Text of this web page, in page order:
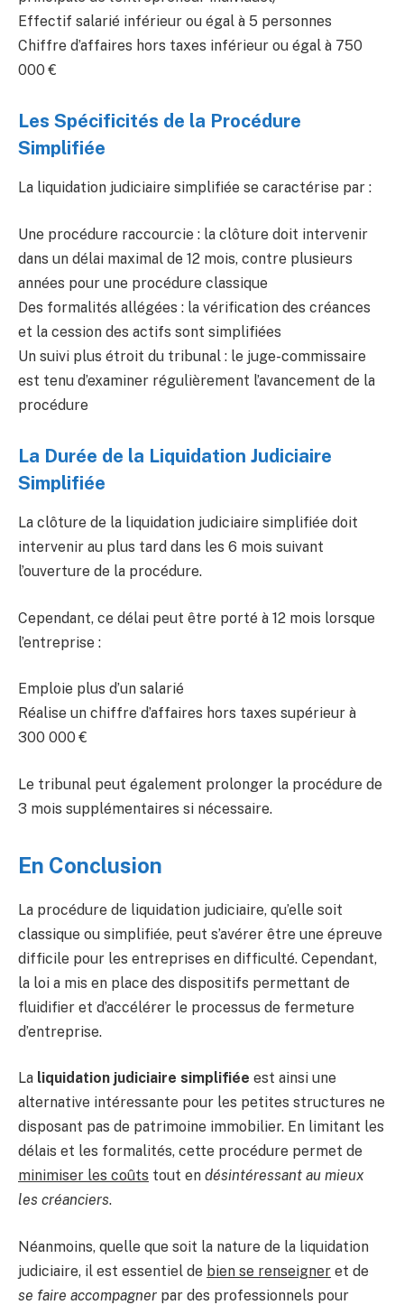
Effectif salarié inférieur ou égal à 5 personnes
Chiffre d’affaires hors taxes inférieur ou égal à 750
000 €
Les Spécificités de la Procédure
Simplifiée
La liquidation judiciaire simplifiée se caractérise par :
Une procédure raccourcie : la clôture doit intervenir
dans un délai maximal de 12 mois, contre plusieurs
années pour une procédure classique
Des formalités allégées : la vérification des créances
et la cession des actifs sont simplifiées
Un suivi plus étroit du tribunal : le juge-commissaire
est tenu d’examiner régulièrement l’avancement de la
procédure
La Durée de la Liquidation Judiciaire
Simplifiée
La clôture de la liquidation judiciaire simplifiée doit
intervenir au plus tard dans les 6 mois suivant
l’ouverture de la procédure.
Cependant, ce délai peut être porté à 12 mois lorsque
l’entreprise :
Emploie plus d’un salarié
Réalise un chiffre d’affaires hors taxes supérieur à
300 000 €
Le tribunal peut également prolonger la procédure de
3 mois supplémentaires si nécessaire.
En Conclusion
La procédure de liquidation judiciaire, qu’elle soit
classique ou simplifiée, peut s’avérer être une épreuve
difficile pour les entreprises en difficulté. Cependant,
la loi a mis en place des dispositifs permettant de
fluidifier et d’accélérer le processus de fermeture
d’entreprise.
La liquidation judiciaire simplifiée est ainsi une
alternative intéressante pour les petites structures ne
disposant pas de patrimoine immobilier. En limitant les
délais et les formalités, cette procédure permet de
minimiser les coûts tout en désintéressant au mieux
les créanciers.
Néanmoins, quelle que soit la nature de la liquidation
judiciaire, il est essentiel de bien se renseigner et de
se faire accompagner par des professionnels pour